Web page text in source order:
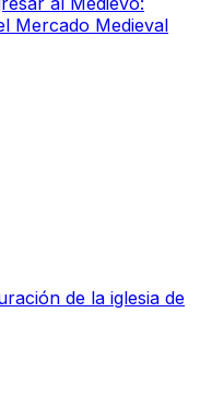
Mercado Medieval
de la iglesia de